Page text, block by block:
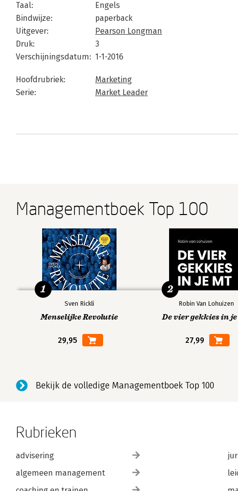
Taal:
Engels
Bindwijze:
paperback
Uitgever:
Pearson Longman
Druk:
3
Verschijningsdatum: 1-1-2016
Hoofdrubriek:
Marketing
Serie:
Market Leader
Managementboek Top 100
Sven Rickli
Menselijke Revolutie
29,95
1
Robin Van Lohuizen
De vier gekkies in je
27,99
2
Bekijk de volledige Managementboek Top 100
Rubrieken
advisering
algemeen management